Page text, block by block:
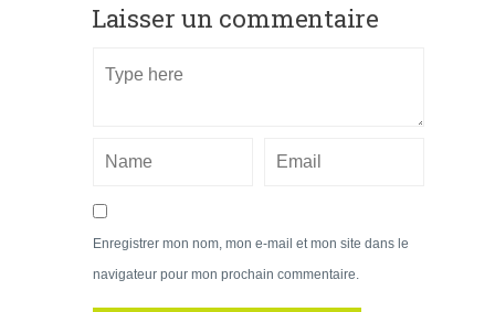
Laisser un commentaire
Enregistrer mon nom, mon e-mail et mon site dans le
navigateur pour mon prochain commentaire.